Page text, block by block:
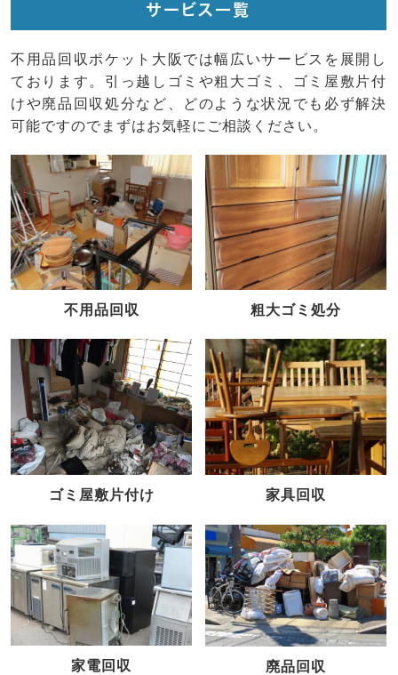
サービス一覧
不用品回収ポケット大阪では幅広いサービスを展開し
ております。引っ越しゴミや粗大ゴミ、ゴミ屋敷片付
けや廃品回収処分など、どのような状況でも必ず解決
可能ですのでまずはお気軽にご相談ください。
不用品回収 粗大ゴミ処分
ゴミ屋敷片付け 家具回収
家電回収 廃品回収